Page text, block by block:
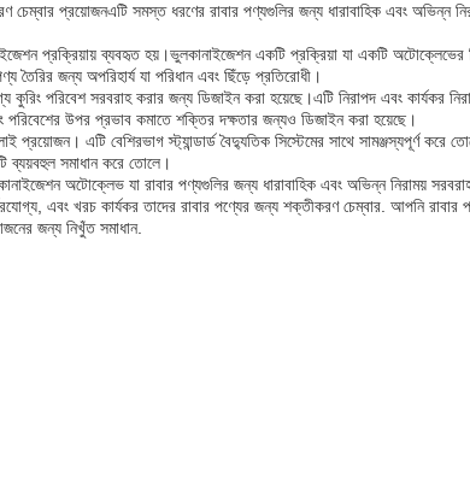
চেম্বার প্রয়োজনএটি সমস্ত ধরণের রাবার পণ্যগুলির জন্য ধারাবাহিক এবং অভিন্ন
প্রক্রিয়ায় ব্যবহৃত হয়।ভুলকানাইজেশন একটি প্রক্রিয়া যা একটি অটোক্লেভের
তৈরির জন্য অপরিহার্য যা পরিধান এবং ছিঁড়ে প্রতিরোধী।
পরিবেশ সরবরাহ করার জন্য ডিজাইন করা হয়েছে।এটি নিরাপদ এবং কার্যকর
পরিবেশের উপর প্রভাব কমাতে শক্তির দক্ষতার জন্যও ডিজাইন করা হয়েছে।
এটি বেশিরভাগ স্ট্যান্ডার্ড বৈদ্যুতিক সিস্টেমের সাথে সামঞ্জস্যপূর্ণ করে
ব্যয়বহুল সমাধান করে তোলে।
অটোক্লেভ যা রাবার পণ্যগুলির জন্য ধারাবাহিক এবং অভিন্ন নিরাময়
এবং খরচ কার্যকর তাদের রাবার পণ্যের জন্য শক্তীকরণ চেম্বার. আপনি রাবার
জন্য নিখুঁত সমাধান.